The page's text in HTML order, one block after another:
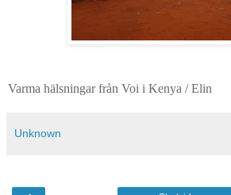
Varma hälsningar från Voi i Kenya / Elin
Unknown